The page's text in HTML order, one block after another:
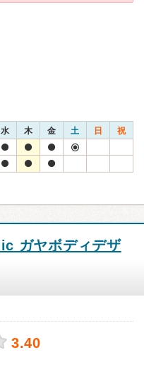
水 木 金 土 日 祝
ガヤボディデザ
3.40